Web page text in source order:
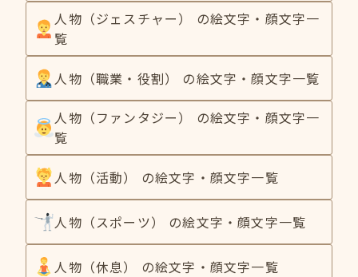
人物（ジェスチャー） の絵文字・顔文字一
覧
人物（職業・役割） の絵文字・顔文字一覧
人物（ファンタジー） の絵文字・顔文字一
覧
人物（活動） の絵文字・顔文字一覧
人物（スポーツ） の絵文字・顔文字一覧
人物（休息） の絵文字・顔文字一覧